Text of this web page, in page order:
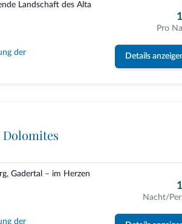
Landschaft des Alta
Pro
der
Details
Gadertal – im Herzen
Nacht/
der